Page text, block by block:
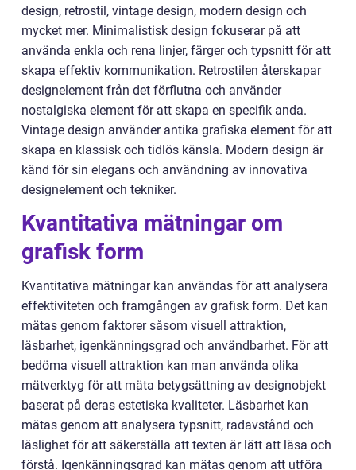
design, retrostil, vintage design, modern design och
mycket mer. Minimalistisk design fokuserar på att
använda enkla och rena linjer, färger och typsnitt för att
skapa effektiv kommunikation. Retrostilen återskapar
designelement från det förflutna och använder
nostalgiska element för att skapa en specifik anda.
Vintage design använder antika grafiska element för att
skapa en klassisk och tidlös känsla. Modern design är
känd för sin elegans och användning av innovativa
designelement och tekniker.
Kvantitativa mätningar om
grafisk form
Kvantitativa mätningar kan användas för att analysera
effektiviteten och framgången av grafisk form. Det kan
mätas genom faktorer såsom visuell attraktion,
läsbarhet, igenkänningsgrad och användbarhet. För att
bedöma visuell attraktion kan man använda olika
mätverktyg för att mäta betygsättning av designobjekt
baserat på deras estetiska kvaliteter. Läsbarhet kan
mätas genom att analysera typsnitt, radavstånd och
läslighet för att säkerställa att texten är lätt att läsa och
förstå. Igenkänningsgrad kan mätas genom att utföra